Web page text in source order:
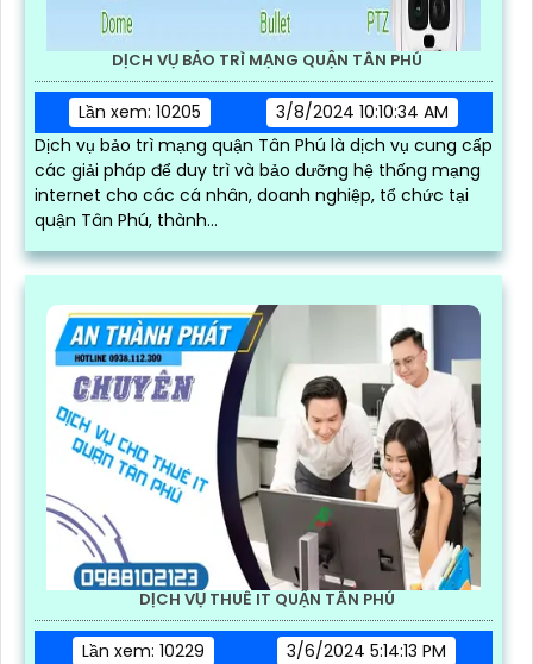
DỊCH VỤ BẢO TRÌ MẠNG QUẬN TÂN PHÚ
Lần xem: 10205
3/8/2024 10:10:34 AM
Dịch vụ bảo trì mạng quận Tân Phú là dịch vụ cung cấp
các giải pháp để duy trì và bảo dưỡng hệ thống mạng
internet cho các cá nhân, doanh nghiệp, tổ chức tại
quận Tân Phú, thành...
DỊCH VỤ THUÊ IT QUẬN TÂN PHÚ
Lần xem: 10229
3/6/2024 5:14:13 PM